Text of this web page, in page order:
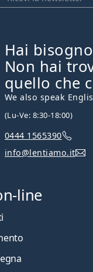
Hai
Non hai
quello che
We also speak
(Lu-Ve: 8:30-18:00)
0444 1565390
info@lentiamo.it
line